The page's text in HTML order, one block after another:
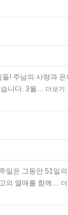
! 주님의 사랑과
니다. ​3월…
더보기
일은 그동안 51일
의 열매를 함께…